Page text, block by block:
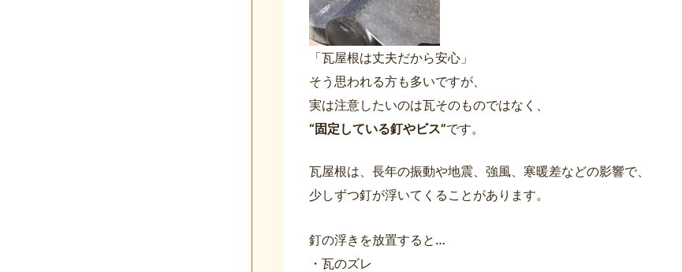
「瓦屋根は丈夫だから安心」
そう思われる方も多いですが、
実は注意したいのは瓦そのものではなく、
“固定している釘やビス”です。
瓦屋根は、長年の振動や地震、強風、寒暖差などの影響で、
少しずつ釘が浮いてくることがあります。
釘の浮きを放置すると…
・瓦のズレ